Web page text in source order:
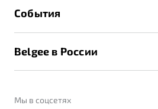
Техническое обслуживание
Калькулятор ТО
Помощь на дорогах
Belgee Линк
События
Belgee в России
О дилерском центре
Мы в соцсетях